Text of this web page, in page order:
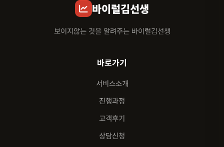
바이럴김선생
보이지않는 것을 알려주는 바이럴김선생
바로가기
서비스소개
진행과정
고객후기
상담신청